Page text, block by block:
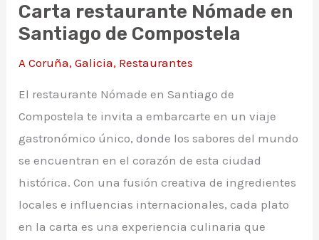
Carta restaurante Nómade en
Santiago de Compostela
A Coruña,Galicia, Restaurantes
El restaurante Nómade en Santiago de
Compostela te invita a embarcarte en un viaje
gastronómico único, donde los sabores del mundo
se encuentran en el corazón de esta ciudad
histórica. Con una fusión creativa de ingredientes
locales e influencias internacionales, cada plato
en la carta es una experiencia culinaria que